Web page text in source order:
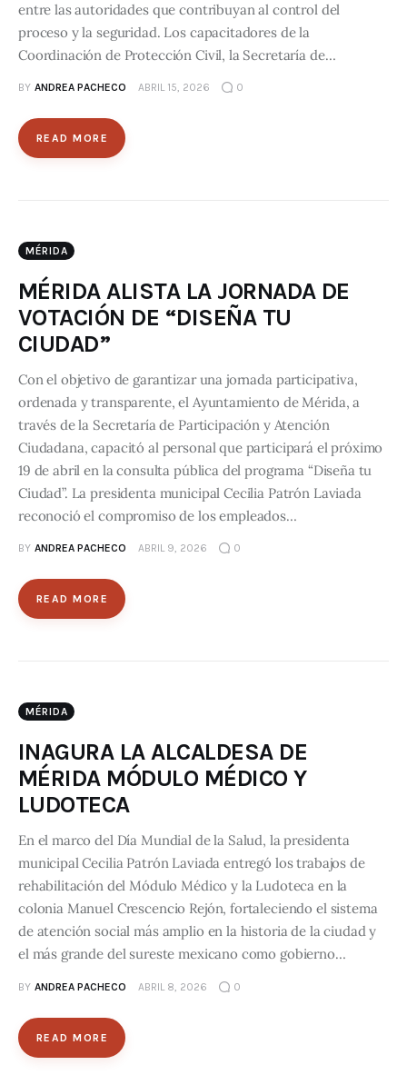
entre las autoridades que contribuyan al control del
proceso y la seguridad. Los capacitadores de la
Coordinación de Protección Civil, la Secretaría de…
BY ANDREA PACHECO ABRIL 15, 2026 0
READ MORE
MÉRIDA
MÉRIDA ALISTA LA JORNADA DE
VOTACIÓN DE “DISEÑA TU
CIUDAD”
Con el objetivo de garantizar una jornada participativa,
ordenada y transparente, el Ayuntamiento de Mérida, a
través de la Secretaría de Participación y Atención
Ciudadana, capacitó al personal que participará el próximo
19 de abril en la consulta pública del programa “Diseña tu
Ciudad”. La presidenta municipal Cecilia Patrón Laviada
reconoció el compromiso de los empleados…
BY ANDREA PACHECO ABRIL 9, 2026 0
READ MORE
MÉRIDA
INAGURA LA ALCALDESA DE
MÉRIDA MÓDULO MÉDICO Y
LUDOTECA
En el marco del Día Mundial de la Salud, la presidenta
municipal Cecilia Patrón Laviada entregó los trabajos de
rehabilitación del Módulo Médico y la Ludoteca en la
colonia Manuel Crescencio Rejón, fortaleciendo el sistema
de atención social más amplio en la historia de la ciudad y
el más grande del sureste mexicano como gobierno…
BY ANDREA PACHECO ABRIL 8, 2026 0
READ MORE